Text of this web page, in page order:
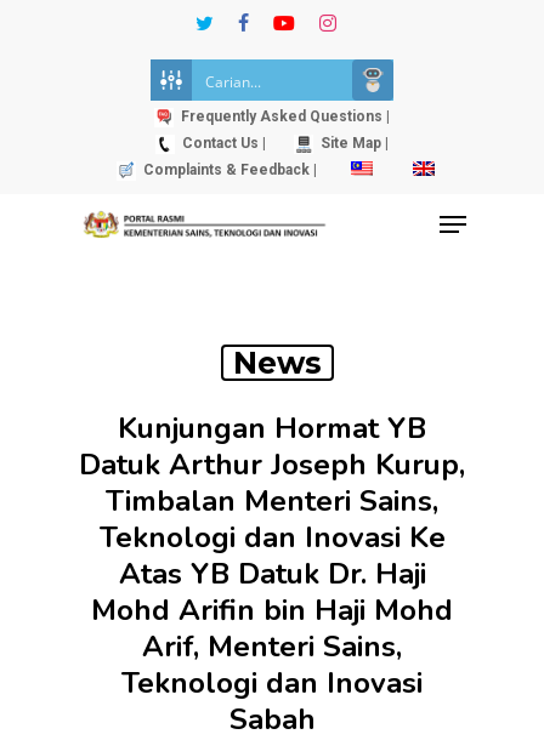
twitterfacebookyoutubeinstagram
Frequently Asked Questions |
Contact Us |
Site Map |
Complaints & Feedback |
Menu
News
Kunjungan Hormat YB
Datuk Arthur Joseph Kurup,
Timbalan Menteri Sains,
Teknologi dan Inovasi Ke
Atas YB Datuk Dr. Haji
Mohd Arifin bin Haji Mohd
Arif, Menteri Sains,
Teknologi dan Inovasi
Sabah